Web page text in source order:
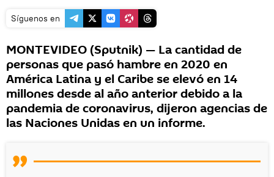
Síguenos en
MONTEVIDEO (Sputnik) — La cantidad de
personas que pasó hambre en 2020 en
América Latina y el Caribe se elevó en 14
millones desde al año anterior debido a la
pandemia de coronavirus, dijeron agencias de
las Naciones Unidas en un informe.